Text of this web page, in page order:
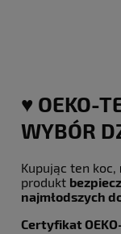
♥️ OEKO-
WYBÓR
Kupując ten koc,
produkt
najmłodszych
Certyfikat